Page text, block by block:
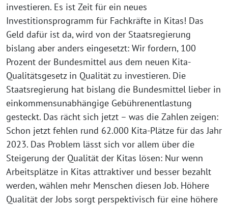
investieren. Es ist Zeit für ein neues
Investitionsprogramm für Fachkräfte in Kitas! Das
Geld dafür ist da, wird von der Staatsregierung
bislang aber anders eingesetzt: Wir fordern, 100
Prozent der Bundesmittel aus dem neuen Kita-
Qualitätsgesetz in Qualität zu investieren. Die
Staatsregierung hat bislang die Bundesmittel lieber in
einkommensunabhängige Gebührenentlastung
gesteckt. Das rächt sich jetzt – was die Zahlen zeigen:
Schon jetzt fehlen rund 62.000 Kita-Plätze für das Jahr
2023. Das Problem lässt sich vor allem über die
Steigerung der Qualität der Kitas lösen: Nur wenn
Arbeitsplätze in Kitas attraktiver und besser bezahlt
werden, wählen mehr Menschen diesen Job. Höhere
Qualität der Jobs sorgt perspektivisch für eine höhere